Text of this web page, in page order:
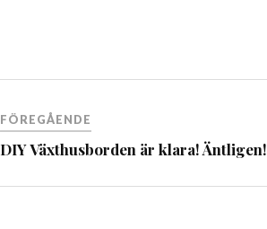
FÖREGÅENDE
DIY Växthusborden är klara! Äntligen!